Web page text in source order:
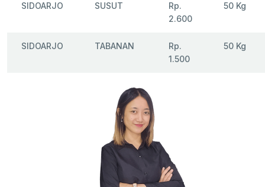
SIDOARJO SUSUT
Rp.
2.600
50 Kg
SIDOARJO TABANAN
Rp.
1.500
50 Kg